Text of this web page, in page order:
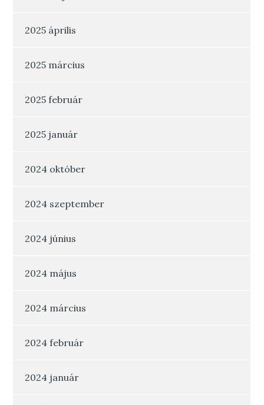
2025 április
2025 március
2025 február
2025 január
2024 október
2024 szeptember
2024 június
2024 május
2024 március
2024 február
2024 január